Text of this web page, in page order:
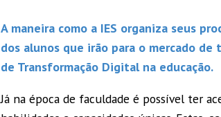
A maneira como a IES organiza seus
dos alunos que irão para o mercado
de Transformação Digital na educação.
Já na época de faculdade é possível ter